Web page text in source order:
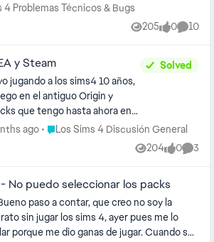
4 Problemas Técnicos & Bugs
4 Problemas Técnicos & Bugs
205
Views 0
likes 10
y Steam
jugando a los sims4 10 años,
en el antiguo Origin y
que tengo hasta ahora en
EA app. Sin embargo, he visto
de EA. Lo he hecho y ya me
de Steam en "cuentas
app. ¿Cuál es el
para conseguir jugar a los
Solved
ago Place Los Sims 4 Discusión General
Los Sims 4 Discusión General
204
Views 0
likes 3
No puedo seleccionar los packs
porque me dio ganas de jugar. Cuando se